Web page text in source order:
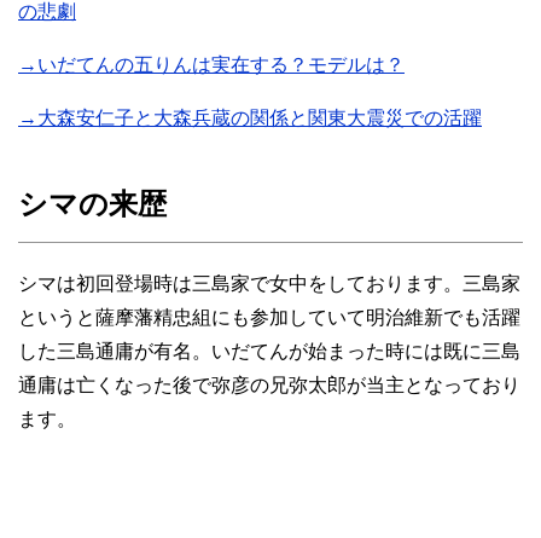
の悲劇
→いだてんの五りんは実在する？モデルは？
→大森安仁子と大森兵蔵の関係と関東大震災での活躍
シマの来歴
シマは初回登場時は三島家で女中をしております。三島家
というと薩摩藩精忠組にも参加していて明治維新でも活躍
した三島通庸が有名。いだてんが始まった時には既に三島
通庸は亡くなった後で弥彦の兄弥太郎が当主となっており
ます。